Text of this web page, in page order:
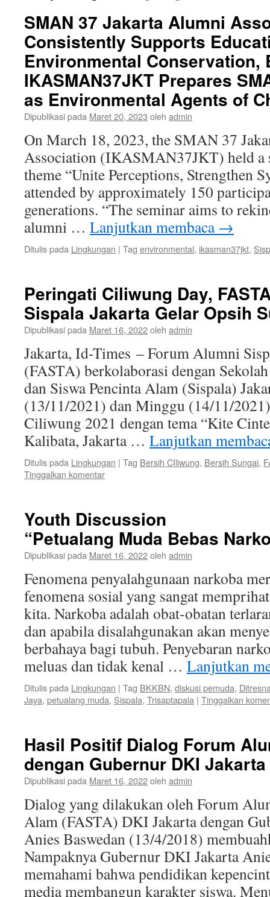
SMAN 37 Jakarta Alumni
Consistently Supports
Environmental Conservation,
IKASMAN37JKT Prepares
as Environmental Agents of
Dipublikasi pada Maret 20, 2023 oleh admin
On March 18, 2023, the SMAN 37
Association (IKASMAN37JKT) held a
theme “Unite Perceptions, Strengthen
attended by approximately 150
generations. “The seminar aims to
alumni … Lanjutkan membaca →
Ditulis pada Lingkungan | Tag environmental, ikasman37jkt,
Peringati Ciliwung Day,
Sispala Jakarta Gelar Opsih
Dipublikasi pada Maret 16, 2022oleh admin
Jakarta, Id-Times – Forum Alumni
(FASTA) berkolaborasi dengan
dan Siswa Pencinta Alam (Sispala)
(13/11/2021) dan Minggu (14/11/
Ciliwung 2021 dengan tema “Kite
Kalibata, Jakarta … Lanjutkan
Ditulis pada Lingkungan | Tag Bersih CIliwung, Bersih Sungai,
Tinggalkan komentar
Youth Discussion
“Petualang Muda Bebas
Dipublikasi pada Maret 16, 2022oleh admin
Fenomena penyalahgunaan narkoba
fenomena sosial yang sangat
kita. Narkoba adalah obat-obatan
dan apabila disalahgunakan akan
berbahaya bagi tubuh. Penyebaran
meluas dan tidak kenal … Lanjutkan
Ditulis pada Lingkungan | Tag BKKBN, diskusi pemuda,
Jaya, petualang muda, Sispala, Trisaptapala | Tinggalkan
Hasil Positif Dialog Forum
dengan Gubernur DKI Jakarta
Dipublikasi pada Maret 16, 2022oleh admin
Dialog yang dilakukan oleh Forum
Alam (FASTA) DKI Jakarta dengan
Anies Baswedan (13/4/2018)
Nampaknya Gubernur DKI Jakarta
memahami bahwa pendidikan
media membangun karakter siswa.